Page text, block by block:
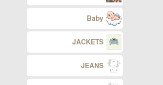
Baby
JACKETS
JEANS